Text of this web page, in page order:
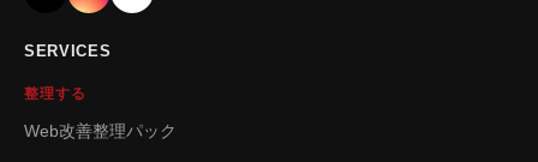
SERVICES
整理する
Web改善整理パック